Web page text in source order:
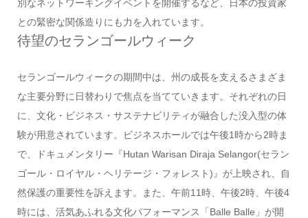
別なネットワーキングイベントを開催するなど、日本の投資家
との緊密な関係造りにも力を入れています。
待望のセランゴールウィーク
セランゴールウィークの期間中は、州の成長を支えるさまざま
な主要分野に日替わりで焦点を当てていきます。それぞれの日
に、文化・ビジネス・サステナビリティが融合した没入型の体
験が用意されています。ビジネスホールでは午後1時から2時ま
で、ドキュメンタリー『Hutan Warisan Diraja Selangor(セラン
ゴール・ロイヤル・ヘリテージ・フォレスト)』が上映され、自
然保護の重要性を訴えます。また、午前11時、午後2時、午後4
時には、活気あふれる文化パフォーマンス「Balle Balle」が開